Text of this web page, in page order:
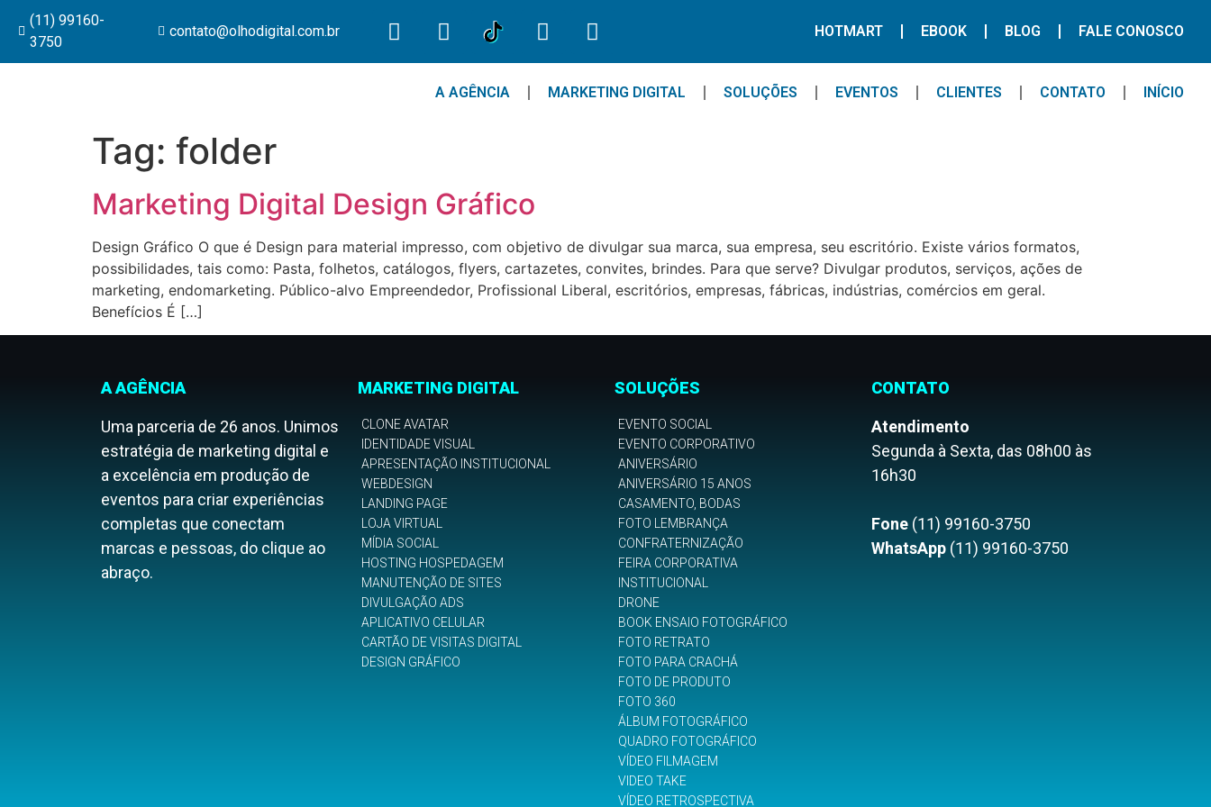
(11) 99160-
3750
contato@olhodigital.com.br HOTMART EBOOK BLOG FALE CONOSCO
A AGÊNCIA MARKETING DIGITAL SOLUÇÕES EVENTOS CLIENTES CONTATO INÍCIO
Tag: folder
Marketing Digital Design Gráfico
Design Gráfico O que é Design para material impresso, com objetivo de divulgar sua marca, sua empresa, seu escritório. Existe vários formatos,
possibilidades, tais como: Pasta, folhetos, catálogos, flyers, cartazetes, convites, brindes. Para que serve? Divulgar produtos, serviços, ações de
marketing, endomarketing. Público-alvo Empreendedor, Profissional Liberal, escritórios, empresas, fábricas, indústrias, comércios em geral.
Benefícios É […]
A AGÊNCIA
Uma parceria de 26 anos. Unimos
estratégia de marketing digital e
a excelência em produção de
eventos para criar experiências
completas que conectam
marcas e pessoas, do clique ao
abraço.
MARKETING DIGITAL
CLONE AVATAR
IDENTIDADE VISUAL
APRESENTAÇÃO INSTITUCIONAL
WEBDESIGN
LANDING PAGE
LOJA VIRTUAL
MÍDIA SOCIAL
HOSTING HOSPEDAGEM
MANUTENÇÃO DE SITES
DIVULGAÇÃO ADS
APLICATIVO CELULAR
CARTÃO DE VISITAS DIGITAL
DESIGN GRÁFICO
SOLUÇÕES
EVENTO SOCIAL
EVENTO CORPORATIVO
ANIVERSÁRIO
ANIVERSÁRIO 15 ANOS
CASAMENTO, BODAS
FOTO LEMBRANÇA
CONFRATERNIZAÇÃO
FEIRA CORPORATIVA
INSTITUCIONAL
DRONE
BOOK ENSAIO FOTOGRÁFICO
FOTO RETRATO
FOTO PARA CRACHÁ
FOTO DE PRODUTO
FOTO 360
ÁLBUM FOTOGRÁFICO
QUADRO FOTOGRÁFICO
VÍDEO FILMAGEM
VIDEO TAKE
VÍDEO RETROSPECTIVA
CONTATO
Atendimento
Segunda à Sexta, das 08h00 às
16h30
Fone (11) 99160-3750
WhatsApp (11) 99160-3750